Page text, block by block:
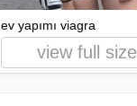
ev yapımı viagra
view full size